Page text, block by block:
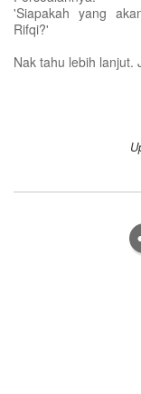
'Siapakah yang
Rifqi?'
Nak tahu lebih lanjut.